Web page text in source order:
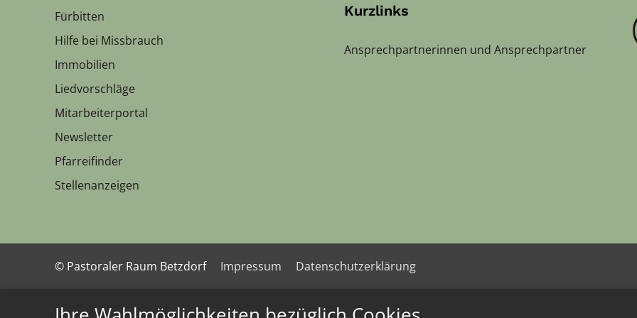
Fürbitten
Hilfe bei Missbrauch
Immobilien
Liedvorschläge
Mitarbeiterportal
Newsletter
Pfarreifinder
Stellenanzeigen
Kurzlinks
Ansprechpartnerinnen und Ansprechpartner
© Pastoraler Raum Betzdorf Impressum Datenschutzerklärung